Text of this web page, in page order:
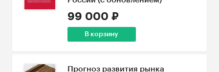
99 000 ₽
В корзину
Прогноз развития рынка